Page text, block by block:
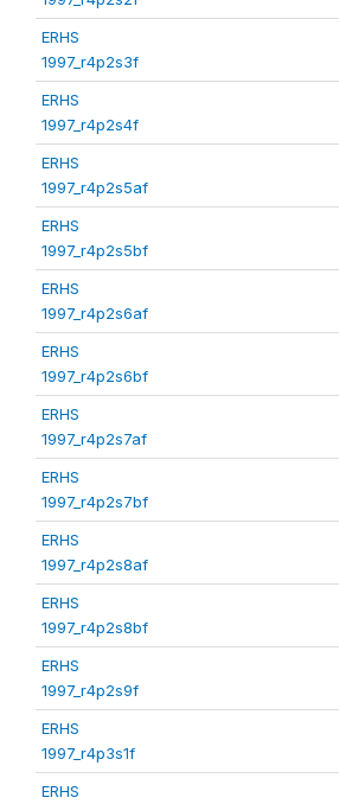
ERHS
1997_r4p2s3f
ERHS
1997_r4p2s4f
ERHS
1997_r4p2s5af
ERHS
1997_r4p2s5bf
ERHS
1997_r4p2s6af
ERHS
1997_r4p2s6bf
ERHS
1997_r4p2s7af
ERHS
1997_r4p2s7bf
ERHS
1997_r4p2s8af
ERHS
1997_r4p2s8bf
ERHS
1997_r4p2s9f
ERHS
1997_r4p3s1f
ERHS